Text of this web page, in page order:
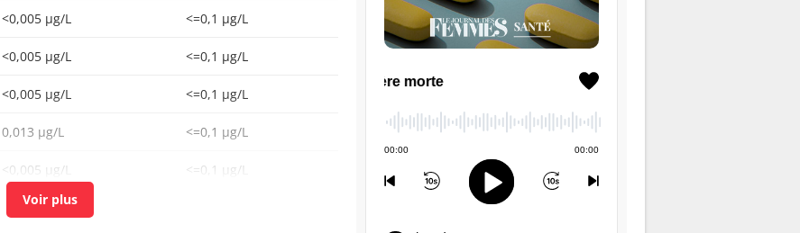
<0,005 µg/L <=0,1 µg/L
<0,005 µg/L <=0,1 µg/L
<0,005 µg/L <=0,1 µg/L
0,013 µg/L <=0,1 µg/L
<0,005 µg/L <=0,1 µg/L
<0,02 µg/L